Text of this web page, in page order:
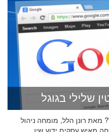
שלילי בגוגל
רונן הלל, מומחה ניהול
מאיש עסקים ידוע שין